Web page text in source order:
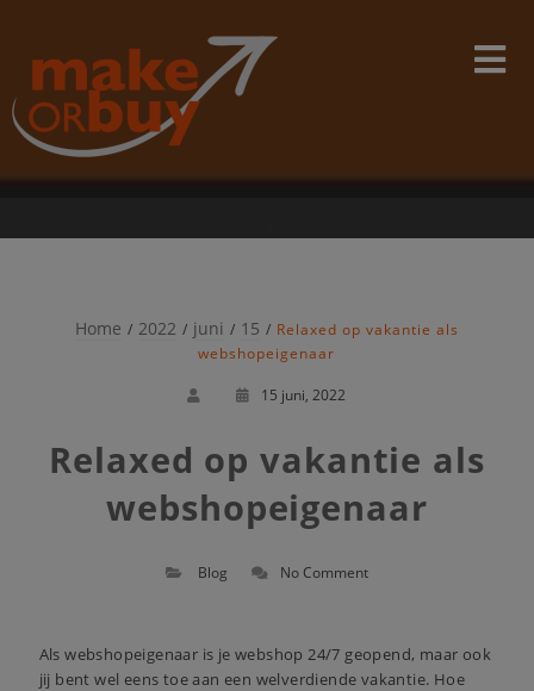
content
Home 2022 juni 15
Relaxed op vakantie als
webshopeigenaar
15 juni, 2022
Relaxed op vakantie als
webshopeigenaar
Blog No Comment
Als webshopeigenaar is je webshop 24/7 geopend, maar ook
jij bent wel eens toe aan een welverdiende vakantie. Hoe